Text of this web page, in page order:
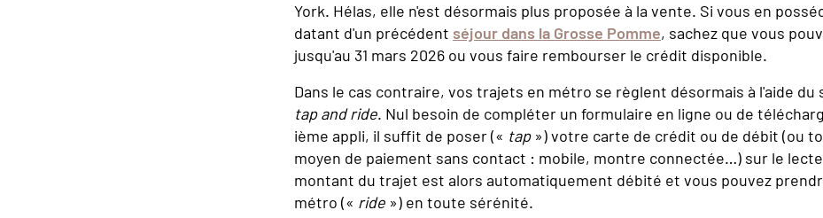
York. Hélas, elle n'est désormais plus proposée à la vente. Si vous en
datant d'un précédent séjour dans la Grosse Pomme, sachez que vous
jusqu'au 31 mars 2026 ou vous faire rembourser le crédit disponible.
Dans le cas contraire, vos trajets en métro se règlent désormais à l'aide du
tap and ride. Nul besoin de compléter un formulaire en ligne ou de
ième appli, il suffit de poser (« tap») votre carte de crédit ou de débit (ou
moyen de paiement sans contact : mobile, montre connectée…) sur le
montant du trajet est alors automatiquement débité et vous pouvez
métro (« ride ») en toute sérénité.